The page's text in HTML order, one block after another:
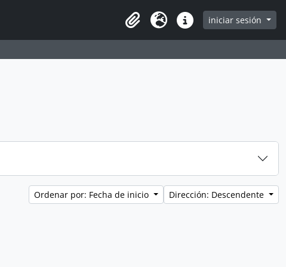
Clipboard
Idioma Enlaces rápidos
iniciar sesión
Ordenar por: Fecha de inicio Dirección: Descendente